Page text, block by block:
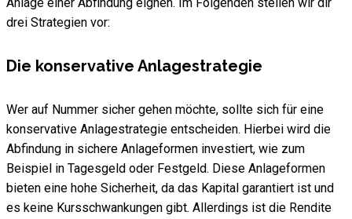
drei Strategien vor:
Die konservative Anlagestrategie
Wer auf Nummer sicher gehen möchte, sollte sich für eine
konservative Anlagestrategie entscheiden. Hierbei wird die
Abfindung in sichere Anlageformen investiert, wie zum
Beispiel in Tagesgeld oder Festgeld. Diese Anlageformen
bieten eine hohe Sicherheit, da das Kapital garantiert ist und
es keine Kursschwankungen gibt. Allerdings ist die Rendite